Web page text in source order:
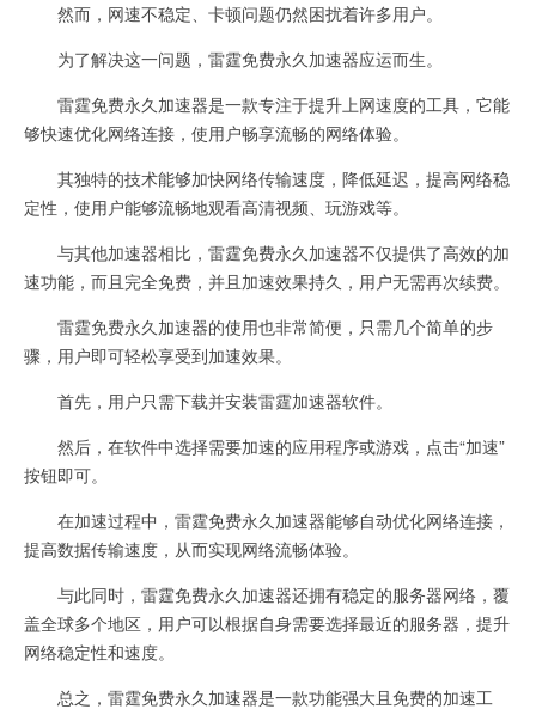
然而，网速不稳定、卡顿问题仍然困扰着许多用户。
为了解决这一问题，雷霆免费永久加速器应运而生。
雷霆免费永久加速器是一款专注于提升上网速度的工具，它能
够快速优化网络连接，使用户畅享流畅的网络体验。
其独特的技术能够加快网络传输速度，降低延迟，提高网络稳
定性，使用户能够流畅地观看高清视频、玩游戏等。
与其他加速器相比，雷霆免费永久加速器不仅提供了高效的加
速功能，而且完全免费，并且加速效果持久，用户无需再次续费。
雷霆免费永久加速器的使用也非常简便，只需几个简单的步
骤，用户即可轻松享受到加速效果。
首先，用户只需下载并安装雷霆加速器软件。
然后，在软件中选择需要加速的应用程序或游戏，点击“加速”
按钮即可。
在加速过程中，雷霆免费永久加速器能够自动优化网络连接，
提高数据传输速度，从而实现网络流畅体验。
与此同时，雷霆免费永久加速器还拥有稳定的服务器网络，覆
盖全球多个地区，用户可以根据自身需要选择最近的服务器，提升
网络稳定性和速度。
总之，雷霆免费永久加速器是一款功能强大且免费的加速工